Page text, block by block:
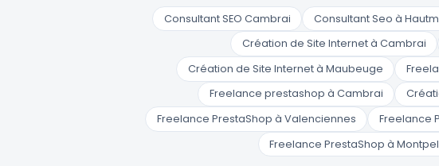
Consultant SEO Cambrai Consultant Seo à
Création de Site Internet à Cambrai
Création de Site Internet à Maubeuge
Freelance prestashop à Cambrai
Freelance PrestaShop à Valenciennes
Freelance
Freelance PrestaShop à